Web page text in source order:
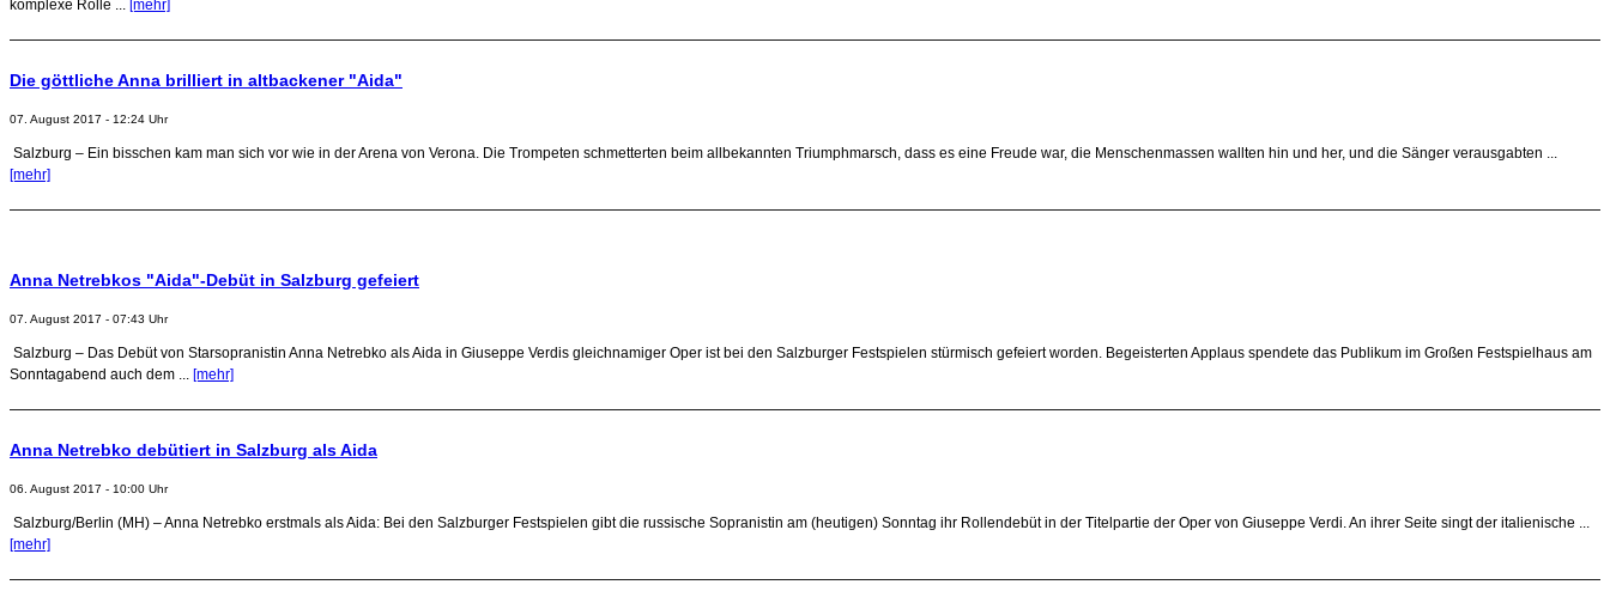
komplexe Rolle ... [mehr]
Die göttliche Anna brilliert in altbackener "Aida"
07. August 2017 - 12:24 Uhr
Salzburg – Ein bisschen kam man sich vor wie in der Arena von Verona. Die Trompeten schmetterten beim allbekannten Triumphmarsch, dass es eine Freude war, die Menschenmassen wallten hin und her, und die Sänger verausgabten ...
[mehr]
Anna Netrebkos "Aida"-Debüt in Salzburg gefeiert
07. August 2017 - 07:43 Uhr
Salzburg – Das Debüt von Starsopranistin Anna Netrebko als Aida in Giuseppe Verdis gleichnamiger Oper ist bei den Salzburger Festspielen stürmisch gefeiert worden. Begeisterten Applaus spendete das Publikum im Großen Festspielhaus am
Sonntagabend auch dem ... [mehr]
Anna Netrebko debütiert in Salzburg als Aida
06. August 2017 - 10:00 Uhr
Salzburg/Berlin (MH) – Anna Netrebko erstmals als Aida: Bei den Salzburger Festspielen gibt die russische Sopranistin am (heutigen) Sonntag ihr Rollendebüt in der Titelpartie der Oper von Giuseppe Verdi. An ihrer Seite singt der italienische ...
[mehr]